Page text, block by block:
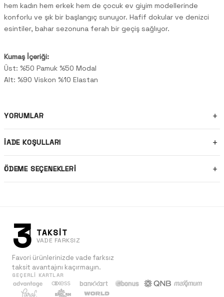
hem kadın hem erkek hem de çocuk ev giyim modellerinde
konforlu ve şık bir başlangıç sunuyor. Hafif dokular ve denizci
esintiler, bahar sezonuna ferah bir geçiş sağlıyor.
Kumaş İçeriği:
Üst: %50 Pamuk %50 Modal
Alt: %90 Viskon %10 Elastan
YORUMLAR
İADE KOŞULLARI
ÖDEME SEÇENEKLERI
3 TAKSİT
VADE FARKSIZ
Favori ürünlerinizde vade farksız
taksit avantajını kaçırmayın.
GEÇERLI KARTLAR